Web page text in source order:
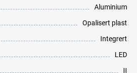
Aluminium
Opalisert plast
Integrert
LED
II